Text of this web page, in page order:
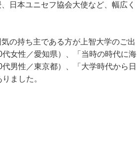
日本ユニセフ協会大使など、幅広く
の持ち主である方が上智大学のご出
女性／愛知県）、「当時の時代に海
男性／東京都）、「大学時代から日
ました。